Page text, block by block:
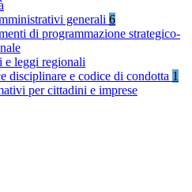
generali 6
di programmazione strategico-
e leggi regionali
disciplinare e codice di condotta 1
per cittadini e imprese